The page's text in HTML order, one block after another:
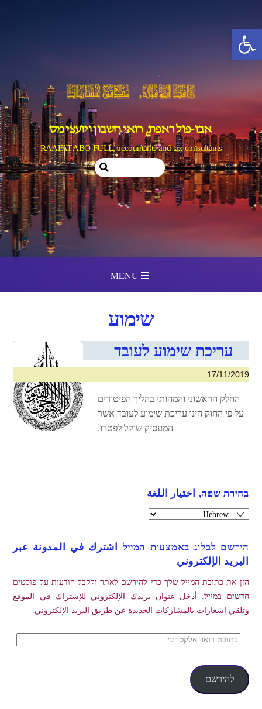
פתח סרגל נגישות
content
MENU
אבו-פול ראפת, רואי חשבון ויועצי מס
RAAFAT ABO-FULL, accountants and tax consultants
שימוע
עריכת שימוע לעובד
17/11/2019
החלק הראשוני והמהותי בהליך הפיטורים
על פי החוק הינו עריכת שימוע לעובד אשר
המעסיק שוקל לפטרו.
בחירת שפה, اختيار اللغة
הירשם לבלוג באמצעות המייל اشترك في المدونة عبر
البريد الإلكتروني
הזן את כתובת המייל שלך כדי להירשם לאתר ולקבל הודעות על פוסטים
חדשים במייל. أدخل عنوان بريدك الإلكتروني للإشتراك في الموقع
وتلقي إشعارات بالمشاركات الجديدة عن طريق البريد الإلكتروني.
כתובת
אלקטרוני
להירשם